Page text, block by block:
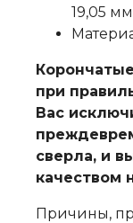
19,05
при
Вас
сверла, и
качеством
Причины,